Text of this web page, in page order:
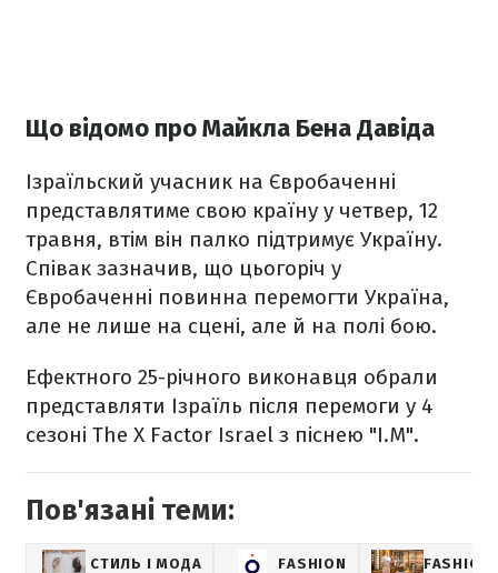
Що відомо про Майкла Бена Давіда
Ізраїльский учасник на Євробаченні
представлятиме свою країну у четвер, 12
травня, втім він палко підтримує Україну.
Співак зазначив, що цьогоріч у
Євробаченні повинна перемогти Україна,
але не лише на сцені, але й на полі бою.
Ефектного 25-річного виконавця обрали
представляти Ізраїль після перемоги у 4
сезоні The X Factor Israel з піснею "I.M".
Пов'язані теми:
СТИЛЬ І МОДА FASHION